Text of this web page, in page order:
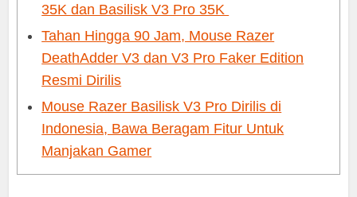
35K dan Basilisk V3 Pro 35K
Tahan Hingga 90 Jam, Mouse Razer
DeathAdder V3 dan V3 Pro Faker Edition
Resmi Dirilis
Mouse Razer Basilisk V3 Pro Dirilis di
Indonesia, Bawa Beragam Fitur Untuk
Manjakan Gamer